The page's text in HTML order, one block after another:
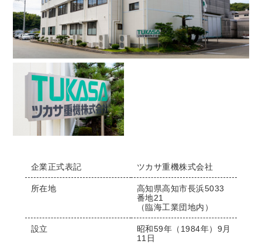
企業正式表記 ツカサ重機株式会社
所在地
高知県高知市長浜5033
番地21
（臨海工業団地内）
設立
昭和59年（1984年）9月
11日